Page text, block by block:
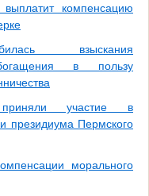
компенсацию
взыскания
в пользу
участие в
президиума Пермского
морального